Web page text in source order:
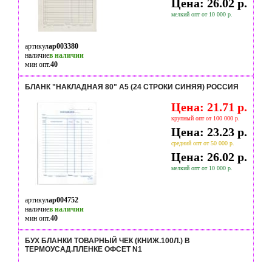
Цена: 26.02 р.
мелкий опт от 10 000 р.
артикулap003380
наличиев наличии
мин опт.40
БЛАНК "НАКЛАДНАЯ 80" А5 (24 СТРОКИ СИНЯЯ) РОССИЯ
Цена: 21.71 р.
крупный опт от 100 000 р.
Цена: 23.23 р.
средний опт от 50 000 р.
Цена: 26.02 р.
мелкий опт от 10 000 р.
артикулap004752
наличиев наличии
мин опт.40
БУХ БЛАНКИ ТОВАРНЫЙ ЧЕК (КНИЖ.100Л.) В
ТЕРМОУСАД.ПЛЕНКЕ ОФСЕТ N1